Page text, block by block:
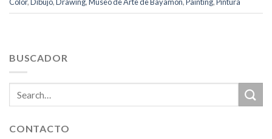
Color,Dibujo,Drawing,Museo de Arte de Bayamón,Painting,Pintura
BUSCADOR
CONTACTO